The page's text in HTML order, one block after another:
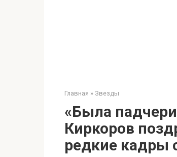
Главная » Звезды
«Была
Киркоров
редкие кадры